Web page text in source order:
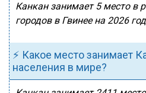
Канкан занимает 5 место в
городов в Гвинее на 2026
⚡ Какое место занимает
населения в мире?